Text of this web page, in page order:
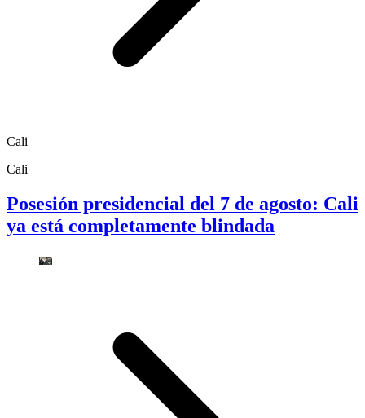
Cali
Cali
Posesión presidencial del 7 de agosto: Cali
ya está completamente blindada